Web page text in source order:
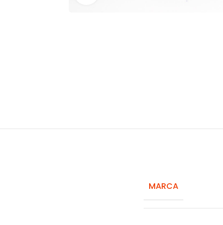
MARCA